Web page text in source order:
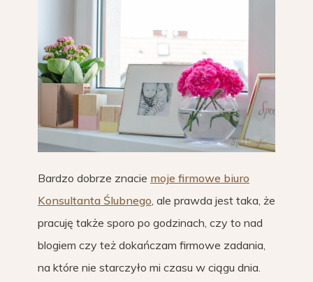
Bardzo dobrze znacie moje firmowe biuro
Konsultanta Ślubnego, ale prawda jest taka, że
pracuję także sporo po godzinach, czy to nad
blogiem czy też dokańczam firmowe zadania,
na które nie starczyło mi czasu w ciągu dnia.